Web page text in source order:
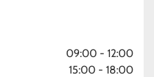
09:00 - 12:00
15:00 - 18:00